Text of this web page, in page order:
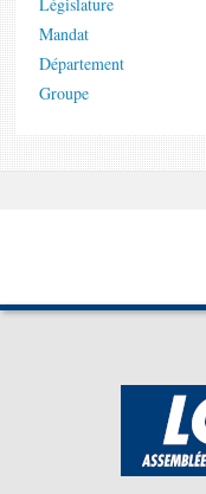
Mandat
Département
Groupe